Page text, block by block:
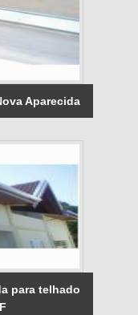
Aparecida
para telhado